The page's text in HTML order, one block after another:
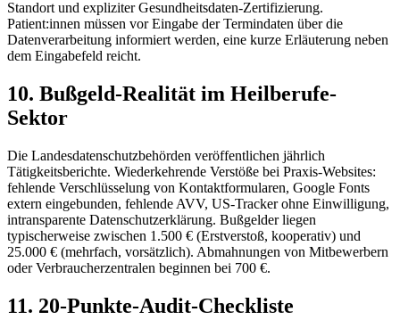
Standort und expliziter Gesundheitsdaten-Zertifizierung.
Patient:innen müssen vor Eingabe der Termindaten über die
Datenverarbeitung informiert werden, eine kurze Erläuterung neben
dem Eingabefeld reicht.
10. Bußgeld-Realität im Heilberufe-
Sektor
Die Landesdatenschutzbehörden veröffentlichen jährlich
Tätigkeitsberichte. Wiederkehrende Verstöße bei Praxis-Websites:
fehlende Verschlüsselung von Kontaktformularen, Google Fonts
extern eingebunden, fehlende AVV, US-Tracker ohne Einwilligung,
intransparente Datenschutzerklärung. Bußgelder liegen
typischerweise zwischen 1.500 € (Erstverstoß, kooperativ) und
25.000 € (mehrfach, vorsätzlich). Abmahnungen von Mitbewerbern
oder Verbraucherzentralen beginnen bei 700 €.
11. 20-Punkte-Audit-Checkliste